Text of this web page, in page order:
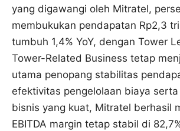
yang digawangi oleh Mitratel,
membukukan pendapatan Rp2,3
tumbuh 1,4% YoY, dengan Tower
Tower-Related Business tetap
utama penopang stabilitas
efektivitas pengelolaan biaya
bisnis yang kuat, Mitratel berhasil
EBITDA margin tetap stabil di